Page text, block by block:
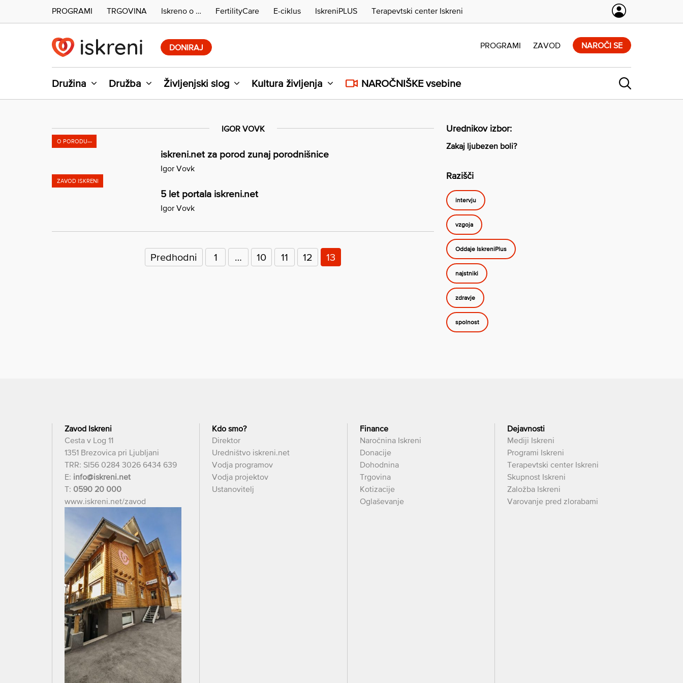
DONIRAJ
Družina Družba Življenjski slog Kultura življenja NAROČNIŠKE vsebine
PROGRAMI ZAVOD NAROČI SE
PROGRAMI TRGOVINA Iskreno o … FertilityCare E-ciklus IskreniPLUS Terapevtski center Iskreni
IGOR VOVK
O PORODU---
iskreni.net za porod zunaj porodnišnice
Igor Vovk
ZAVOD ISKRENI
5 let portala iskreni.net
Igor Vovk
Predhodni 1 … 10 11 12 13
Urednikov izbor:
Zakaj ljubezen boli?
Razišči
intervju
vzgoja
Oddaje IskreniPlus
najstniki
zdravje
spolnost
Zavod Iskreni
Cesta v Log 11
1351 Brezovica pri Ljubljani
TRR: SI56 0284 3026 6434 639
E: info@iskreni.net
T: 0590 20 000
www.iskreni.net/zavod
Kdo smo?
Direktor
Uredništvo iskreni.net
Vodja programov
Vodja projektov
Ustanovitelj
Finance
Naročnina Iskreni
Donacije
Dohodnina
Trgovina
Kotizacije
Oglaševanje
Dejavnosti
Mediji Iskreni
Programi Iskreni
Terapevtski center Iskreni
Skupnost Iskreni
Založba Iskreni
Varovanje pred zlorabami